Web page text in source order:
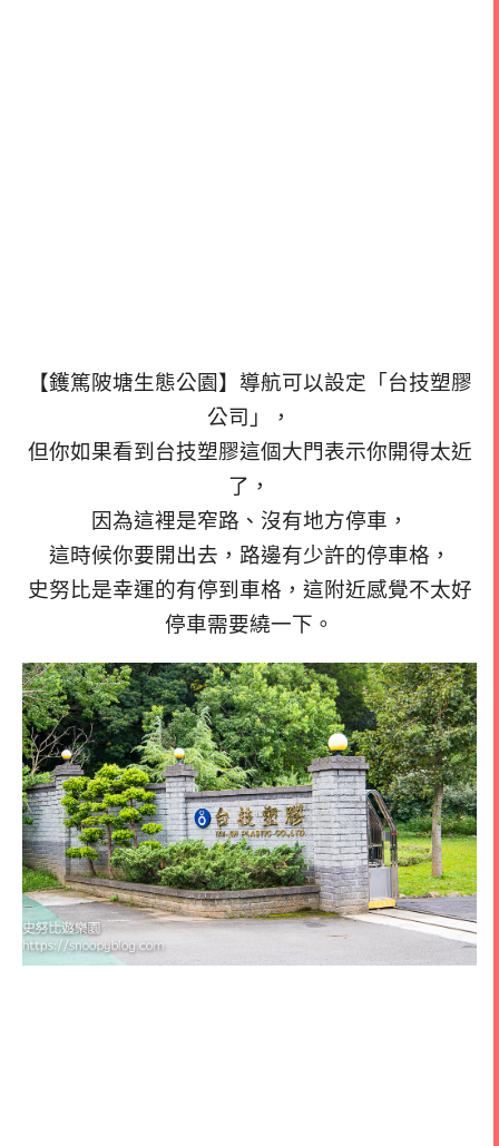
【鑊篤陂塘生態公園】導航可以設定「台技塑膠
公司」，
但你如果看到台技塑膠這個大門表示你開得太近
了，
因為這裡是窄路、沒有地方停車，
這時候你要開出去，路邊有少許的停車格，
史努比是幸運的有停到車格，這附近感覺不太好
停車需要繞一下。